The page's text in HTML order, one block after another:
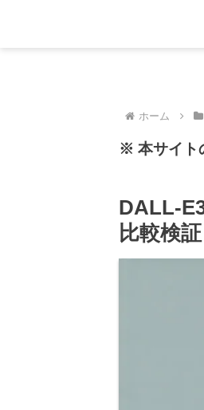
ホーム
※ 本サイト
DALL-
比較検